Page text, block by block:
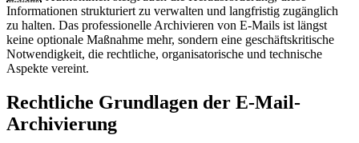
Informationen strukturiert zu verwalten und langfristig zugänglich
zu halten. Das professionelle Archivieren von E-Mails ist längst
keine optionale Maßnahme mehr, sondern eine geschäftskritische
Notwendigkeit, die rechtliche, organisatorische und technische
Aspekte vereint.
Rechtliche Grundlagen der E-Mail-
Archivierung